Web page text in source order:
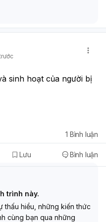
sinh hoạt của người bị
Lưu Bình luận
1 Bình luận
trình này.
thấu hiểu, những kiến thức
cùng bạn qua những